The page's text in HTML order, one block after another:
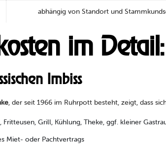
abhängig von Standort und
im
Imbiss
, der seit 1966 im Ruhrpott besteht, zeigt, dass
Fritteusen, Grill, Kühlung, Theke, ggf. kleiner
Miet- oder Pachtvertrags